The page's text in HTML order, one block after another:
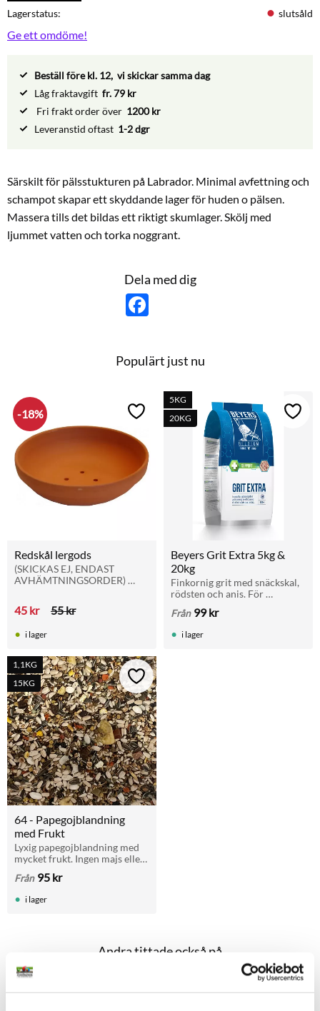
Lagerstatus slutsåld
Ge ett omdöme!
Beställ före kl. 12, vi skickar samma dag
Låg fraktavgift fr. 79 kr
Fri frakt order över 1200 kr
Leveranstid oftast 1-2 dgr
Särskilt för pälsstukturen på Labrador. Minimal avfettning och
schampot skapar ett skyddande lager för huden o pälsen.
Massera tills det bildas ett riktigt skumlager. Skölj med
ljummet vatten och torka noggrant.
Dela med dig
F
o
o
Populärt just nu
Redskål lergods
(SKICKAS EJ, ENDAST
AVHÄMTNINGSORDER)
45 kr 55kr
18% Lägg till i favoriter
i lager
Beyers Grit Extra 5kg &
20kg
Finkornig grit med snäckskal,
rödsten och anis. För
äggskal. Ges med fri tillgång.
Från 99kr
5KG
20KG
Lägg
i lager
64 - Papegojblandning
med Frukt
Lyxig papegojblandning med
mycket frukt. Ingen majs eller
papegojor.
Från 95 kr
1,1KG
15KG
Lägg till i favoriter
i lager
Andra tittade också på